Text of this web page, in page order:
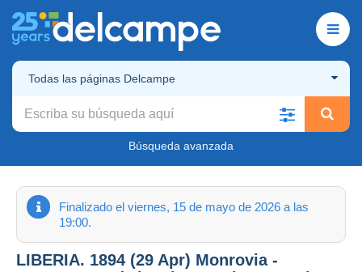
Todas las páginas Delcampe
Búsqueda avanzada
Finalizado el viernes, 15 de mayo de 2026 a las
19:00.
LIBERIA. 1894 (29 Apr) Monrovia -